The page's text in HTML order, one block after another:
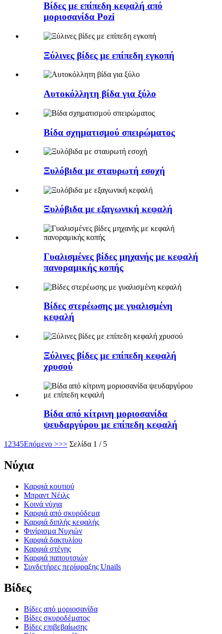
Βίδες με επίπεδη κεφαλή από
μοριοσανίδα Pozi
Ξύλινες βίδες με επίπεδη εγκοπή
Αυτοκόλλητη βίδα για ξύλο
Βίδα σχηματισμού σπειρώματος
Ξυλόβιδα με σταυρωτή εσοχή
Ξυλόβιδα με εξαγωνική κεφαλή
Γυαλισμένες βίδες μηχανής με κεφαλή
πανοραμικής κοπής
Βίδες στερέωσης με γυαλισμένη
κεφαλή
Ξύλινες βίδες με επίπεδη κεφαλή
χρυσού
Βίδα από κίτρινη μοριοσανίδα
ψευδαργύρου με επίπεδη κεφαλή
1 2345Επόμενο >>> Σελίδα 1 / 5
Νύχια
Καρφιά κουτιού
Μπραντ Νέιλς
Κοινά νύχια
Καρφιά από σκυρόδεμα
Καρφιά διπλής κεφαλής
Φινίρισμα Νυχιών
Καρφιά δακτυλίου
Καρφιά στέγης
Καρφιά παπουτσιών
Συνδετήρες περίφραξης Unails
Βίδες
Βίδες από μοριοσανίδα
Βίδες σκυροδέματος
Βίδες επιβεβαίωσης